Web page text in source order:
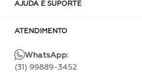
AJUDA E SUPORTE
ATENDIMENTO
WhatsApp:
(31) 99889-3452